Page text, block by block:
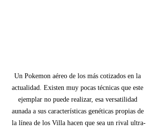
Un Pokemon aéreo de los más cotizados en la
actualidad. Existen muy pocas técnicas que este
ejemplar no puede realizar, esa versatilidad
aunada a sus características genéticas propias de
la línea de los Villa hacen que sea un rival ultra-